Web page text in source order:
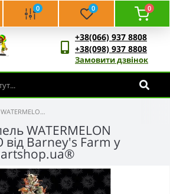
0 0 0
+38(066) 937 8808
+38(098) 937 8808
Замовити дзвінок
WATERMELON ZKITTLEZ AUTO - Barney's Farm
WATERMELON
від Barney's Farm у